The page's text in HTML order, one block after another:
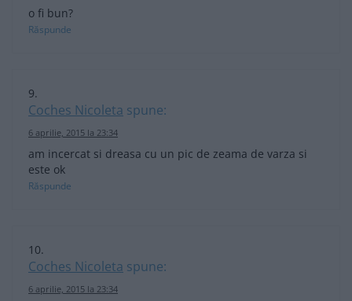
o fi bun?
Răspunde
Coches Nicoleta spune:
6 aprilie, 2015 la 23:34
am incercat si dreasa cu un pic de zeama de varza si
este ok
Răspunde
Coches Nicoleta spune:
6 aprilie, 2015 la 23:34